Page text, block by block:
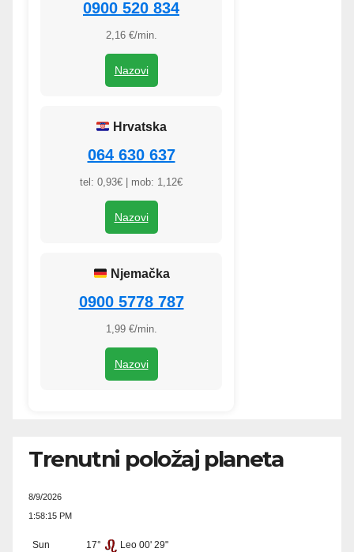
0900 520 834
2,16 €/min.
Nazovi
Hrvatska
064 630 637
tel: 0,93€ | mob: 1,12€
Nazovi
Njemačka
0900 5778 787
1,99 €/min.
Nazovi
Trenutni položaj planeta
8/9/2026
1:58:15 PM
Sun 17°
Leo 00' 29"